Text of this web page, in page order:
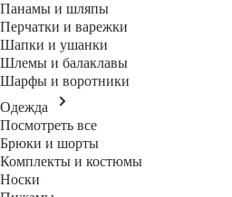
Панамы и шляпы
Перчатки и варежки
Шапки и ушанки
Шлемы и балаклавы
Шарфы и воротники
Одежда
Посмотреть все
Брюки и шорты
Комплекты и костюмы
Носки